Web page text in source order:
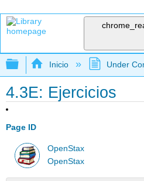
Expandir/contraer
Inicio Under
4.3E: Ejercicios
Page ID
OpenStax
OpenStax